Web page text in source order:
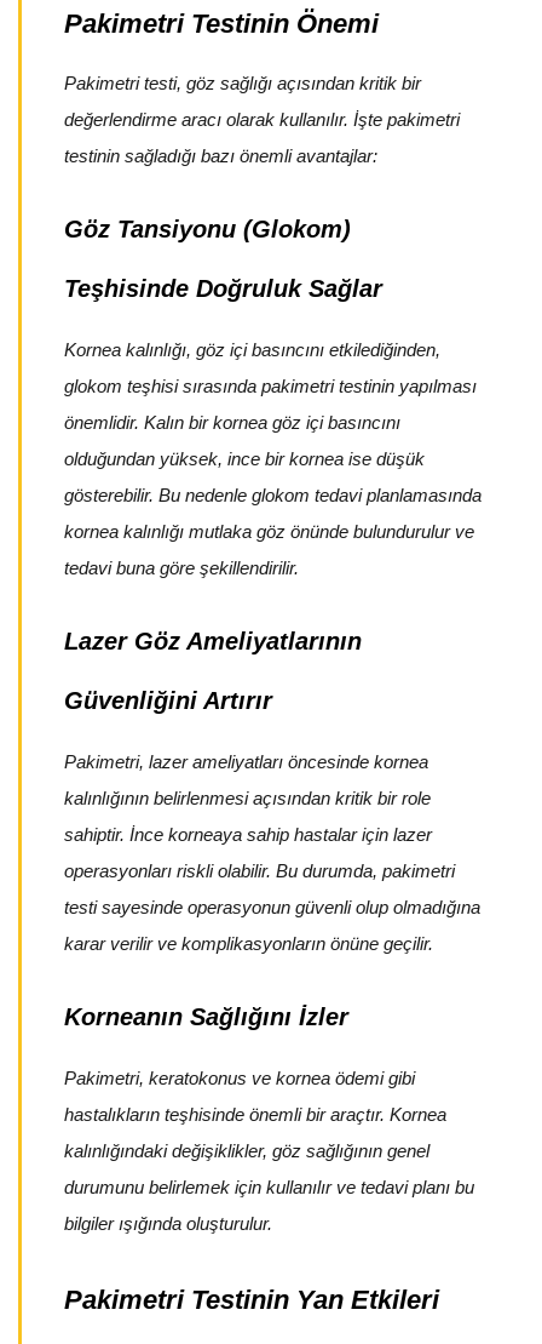
Pakimetri Testinin Önemi
Pakimetri testi, göz sağlığı açısından kritik bir
değerlendirme aracı olarak kullanılır. İşte pakimetri
testinin sağladığı bazı önemli avantajlar:
Göz Tansiyonu (Glokom)
Teşhisinde Doğruluk Sağlar
Kornea kalınlığı, göz içi basıncını etkilediğinden,
glokom teşhisi sırasında pakimetri testinin yapılması
önemlidir. Kalın bir kornea göz içi basıncını
olduğundan yüksek, ince bir kornea ise düşük
gösterebilir. Bu nedenle glokom tedavi planlamasında
kornea kalınlığı mutlaka göz önünde bulundurulur ve
tedavi buna göre şekillendirilir.
Lazer Göz Ameliyatlarının
Güvenliğini Artırır
Pakimetri, lazer ameliyatları öncesinde kornea
kalınlığının belirlenmesi açısından kritik bir role
sahiptir. İnce korneaya sahip hastalar için lazer
operasyonları riskli olabilir. Bu durumda, pakimetri
testi sayesinde operasyonun güvenli olup olmadığına
karar verilir ve komplikasyonların önüne geçilir.
Korneanın Sağlığını İzler
Pakimetri, keratokonus ve kornea ödemi gibi
hastalıkların teşhisinde önemli bir araçtır. Kornea
kalınlığındaki değişiklikler, göz sağlığının genel
durumunu belirlemek için kullanılır ve tedavi planı bu
bilgiler ışığında oluşturulur.
Pakimetri Testinin Yan Etkileri